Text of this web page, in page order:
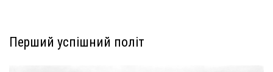
Перший успішний політ